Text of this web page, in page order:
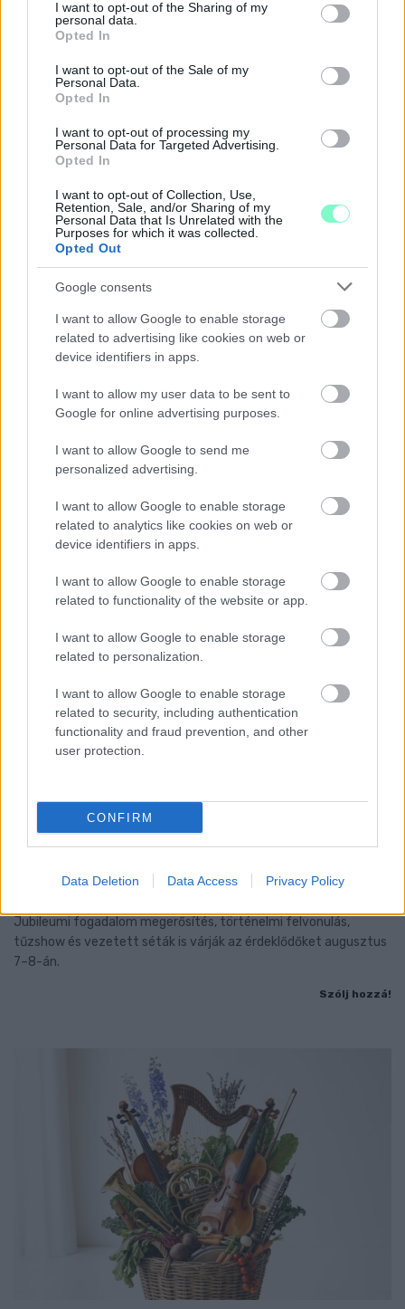
not limited to your visit or usage behaviour. You may click to
grant or deny consent to Google and its third-party tags to
use your data for below specified purposes in below Google
consent section.
I want to opt-out of the Sharing of my
personal data.
Opted In
I want to opt-out of the Sale of my
Personal Data.
Opted In
I want to opt-out of processing my
Personal Data for Targeted Advertising.
Opted In
I want to opt-out of Collection, Use,
Retention, Sale, and/or Sharing of my
Personal Data that Is Unrelated with the
Purposes for which it was collected.
Opted Out
Google consents
I want to allow Google to enable storage
related to advertising like cookies on web or
device identifiers in apps.
I want to allow my user data to be sent to
Google for online advertising purposes.
I want to allow Google to send me
personalized advertising.
I want to allow Google to enable storage
related to analytics like cookies on web or
device identifiers in apps.
I want to allow Google to enable storage
related to functionality of the website or app.
I want to allow Google to enable storage
related to personalization.
I want to allow Google to enable storage
related to security, including authentication
functionality and fraud prevention, and other
user protection.
CONFIRM
Data Deletion Data Access Privacy Policy
ENERGIATAKARÉKOSSÁG: KORÁBBAN KEZDŐDIK
A GYŐRI AUDI ETO KC PÉNTEKI FELKÉSZÜLÉSI
MÉRKŐZÉSE
Az energiaellátás tehermentesítése érdekében másfél órával
előrébb hozták a Brest Bretagne Handball elleni találkozó
BAROKK POMPÁBA ÖLTÖZIK A BELVÁROS:
HÉTVÉGÉN RENDEZIK MEG A XXXIII. GYŐRI BAROKK
ESKÜVŐT
Jubileumi fogadalom megerősítés, történelmi felvonulás,
tűzshow és vezetett séták is várják az érdeklődőket augusztus
7–8-án.
Szólj hozzá!